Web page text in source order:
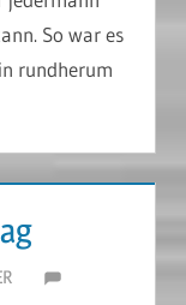
So war es
rundherum